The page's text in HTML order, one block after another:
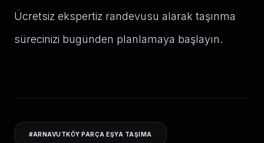
Ücretsiz ekspertiz randevusu alarak taşınma
sürecinizi bugünden planlamaya başlayın.
#ARNAVUTKÖY PARÇA EŞYA TAŞIMA